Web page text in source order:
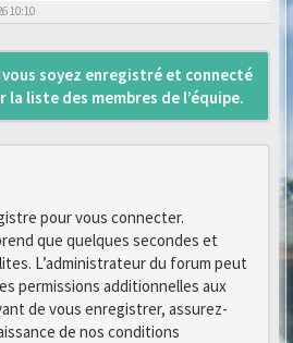
10:10
soyez enregistré et connecté
liste des membres de l’équipe.
pour vous connecter.
que quelques secondes et
L’administrateur du forum peut
permissions additionnelles aux
de vous enregistrer, assurez-
de nos conditions